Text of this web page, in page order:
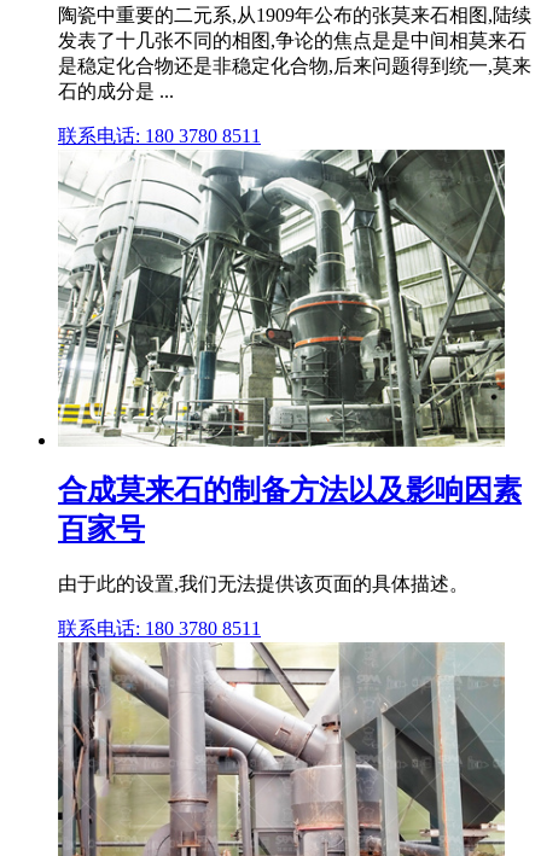
陶瓷中重要的二元系,从1909年公布的张莫来石相图,陆续
发表了十几张不同的相图,争论的焦点是是中间相莫来石
是稳定化合物还是非稳定化合物,后来问题得到统一,莫来
石的成分是 ...
联系电话: 180 3780 8511
合成莫来石的制备方法以及影响因素
百家号
由于此的设置,我们无法提供该页面的具体描述。
联系电话: 180 3780 8511